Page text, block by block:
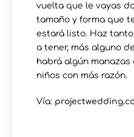
vuelta que le vayas
tamaño y forma que
estará listo. Haz
a tener, más alguno
habrá algún manazas
niños con más razón.
Vía: